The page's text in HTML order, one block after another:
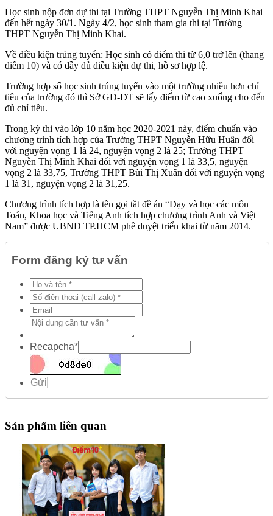
Học sinh nộp đơn dự thi tại Trường THPT Nguyễn Thị Minh Khai
đến hết ngày 30/1. Ngày 4/2, học sinh tham gia thi tại Trường
THPT Nguyễn Thị Minh Khai.
Về điều kiện trúng tuyển: Học sinh có điểm thi từ 6,0 trở lên (thang
điểm 10) và có đầy đủ điều kiện dự thi, hồ sơ hợp lệ.
Trường hợp số học sinh trúng tuyển vào một trường nhiều hơn chỉ
tiêu của trường đó thì Sở GD-ĐT sẽ lấy điểm từ cao xuống cho đến
đủ chỉ tiêu.
Trong kỳ thi vào lớp 10 năm học 2020-2021 này, điểm chuẩn vào
chương trình tích hợp của Trường THPT Nguyễn Hữu Huân đối
với nguyện vọng 1 là 24, nguyện vọng 2 là 25; Trường THPT
Nguyễn Thị Minh Khai đối với nguyện vọng 1 là 33,5, nguyện
vọng 2 là 33,75, Trường THPT Bùi Thị Xuân đối với nguyện vọng
1 là 31, nguyện vọng 2 là 31,25.
Chương trình tích hợp là tên gọi tắt đề án “Dạy và học các môn
Toán, Khoa học và Tiếng Anh tích hợp chương trình Anh và Việt
Nam” được UBND TP.HCM phê duyệt triển khai từ năm 2014.
Form đăng ký tư vấn
Recapcha*
Gửi
Sản phẩm liên quan